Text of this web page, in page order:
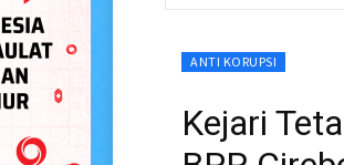
ANTI KORUPSI
Kejari